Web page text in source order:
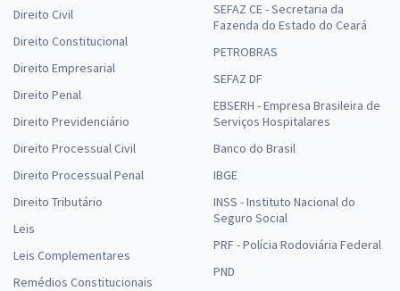
Direito Civil
Direito Constitucional
Direito Empresarial
Direito Penal
Direito Previdenciário
Direito Processual Civil
Direito Processual Penal
Direito Tributário
Leis
Leis Complementares
Remédios Constitucionais
SEFAZ CE - Secretaria da
Fazenda do Estado do Ceará
PETROBRAS
SEFAZ DF
EBSERH - Empresa Brasileira de
Serviços Hospitalares
Banco do Brasil
IBGE
INSS - Instituto Nacional do
Seguro Social
PRF - Polícia Rodoviária Federal
PND